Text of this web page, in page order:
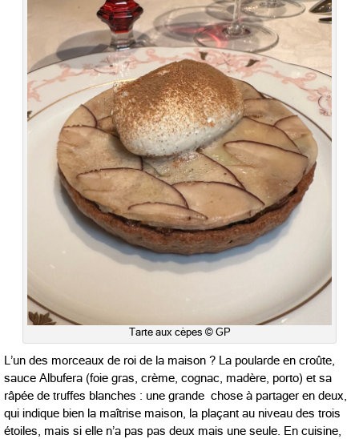
Tarte aux cèpes © GP
L’un des morceaux de roi de la maison ? La poularde en croûte,
sauce Albufera (foie gras, crème, cognac, madère, porto) et sa
râpée de truffes blanches : une grande chose à partager en deux,
qui indique bien la maîtrise maison, la plaçant au niveau des trois
étoiles, mais si elle n’a pas pas deux mais une seule. En cuisine,